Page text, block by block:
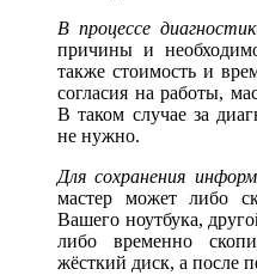
В процессе
причины и
также стоимость и
согласия на работы,
В таком случае за
не нужно.
Для сохранения
мастер может либо
Вашего ноутбука,
либо временно
жёсткий диск, а после